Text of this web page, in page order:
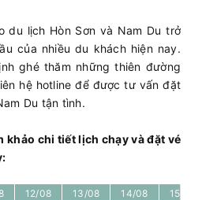
du lịch Hòn Sơn và Nam Du trở
của nhiều du khách hiện nay.
ghé thăm những thiên đường
hệ hotline để được tư vấn đặt
Du tận tình.
khảo chi tiết lịch chạy và đặt vé
12/08 13/08 14/08 15/08